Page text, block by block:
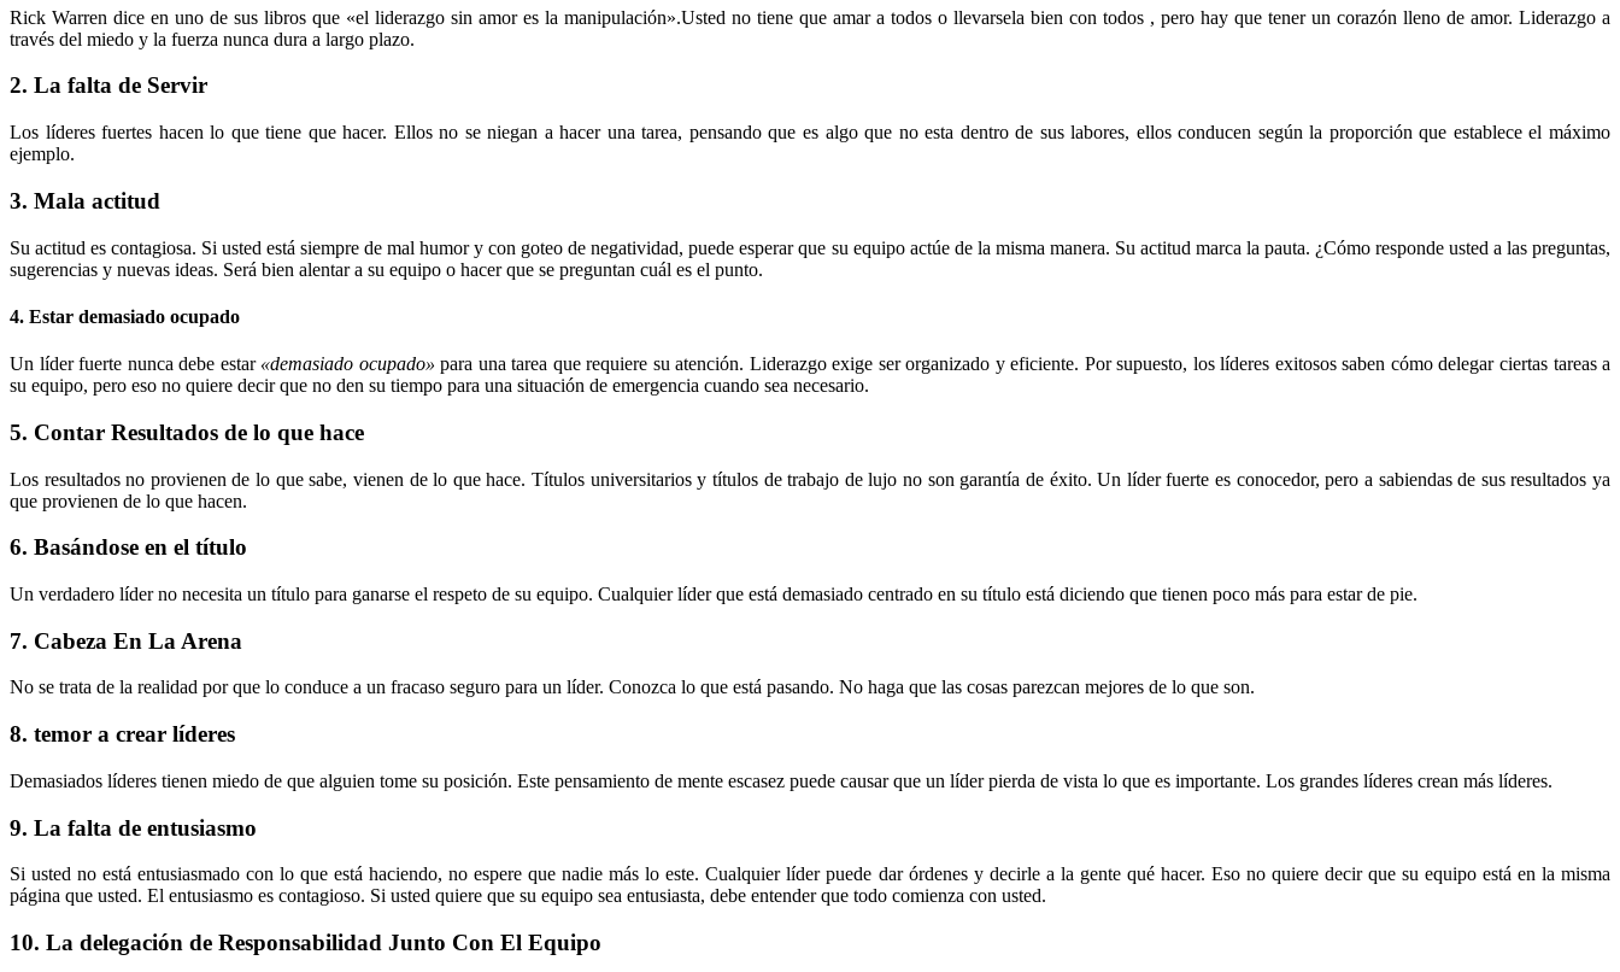
Rick Warren dice en uno de sus libros que «el liderazgo sin amor es la manipulación».Usted no tiene que amar a todos o llevarsela bien con todos , pero hay que tener un corazón lleno de amor. Liderazgo a
través del miedo y la fuerza nunca dura a largo plazo.
2. La falta de Servir
Los líderes fuertes hacen lo que tiene que hacer. Ellos no se niegan a hacer una tarea, pensando que es algo que no esta dentro de sus labores, ellos conducen según la proporción que establece el máximo
ejemplo.
3. Mala actitud
Su actitud es contagiosa. Si usted está siempre de mal humor y con goteo de negatividad, puede esperar que su equipo actúe de la misma manera. Su actitud marca la pauta. ¿Cómo responde usted a las preguntas,
sugerencias y nuevas ideas. Será bien alentar a su equipo o hacer que se preguntan cuál es el punto.
4. Estar demasiado ocupado
Un líder fuerte nunca debe estar «demasiado ocupado» para una tarea que requiere su atención. Liderazgo exige ser organizado y eficiente. Por supuesto, los líderes exitosos saben cómo delegar ciertas tareas a
su equipo, pero eso no quiere decir que no den su tiempo para una situación de emergencia cuando sea necesario.
5. Contar Resultados de lo que hace
Los resultados no provienen de lo que sabe, vienen de lo que hace. Títulos universitarios y títulos de trabajo de lujo no son garantía de éxito. Un líder fuerte es conocedor, pero a sabiendas de sus resultados ya
que provienen de lo que hacen.
6. Basándose en el título
Un verdadero líder no necesita un título para ganarse el respeto de su equipo. Cualquier líder que está demasiado centrado en su título está diciendo que tienen poco más para estar de pie.
7. Cabeza En La Arena
No se trata de la realidad por que lo conduce a un fracaso seguro para un líder. Conozca lo que está pasando. No haga que las cosas parezcan mejores de lo que son.
8. temor a crear líderes
Demasiados líderes tienen miedo de que alguien tome su posición. Este pensamiento de mente escasez puede causar que un líder pierda de vista lo que es importante. Los grandes líderes crean más líderes.
9. La falta de entusiasmo
Si usted no está entusiasmado con lo que está haciendo, no espere que nadie más lo este. Cualquier líder puede dar órdenes y decirle a la gente qué hacer. Eso no quiere decir que su equipo está en la misma
página que usted. El entusiasmo es contagioso. Si usted quiere que su equipo sea entusiasta, debe entender que todo comienza con usted.
10. La delegación de Responsabilidad Junto Con El Equipo